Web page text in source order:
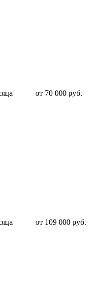
от 70 000 руб.
от 109 000 руб.